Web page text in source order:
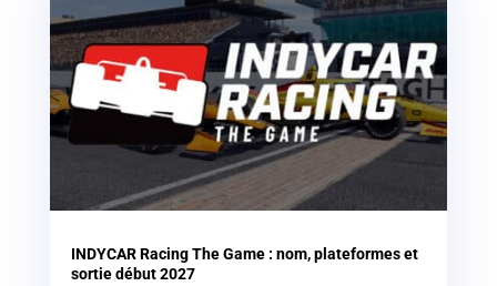
INDYCAR Racing The Game : nom, plateformes et
sortie début 2027